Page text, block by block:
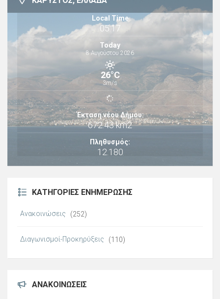
Local Time
05:17
Today
8 Αυγούστου 2026
26°C
3m/s
Έκταση νέου Δήμου:
672.43 km2
Πληθυσμός:
12.180
ΚΑΤΗΓΟΡΊΕΣ ΕΝΗΜΈΡΩΣΗΣ
Ανακοινώσεις (252)
Διαγωνισμοί-Προκηρύξεις (110)
ΑΝΑΚΟΙΝΏΣΕΙΣ